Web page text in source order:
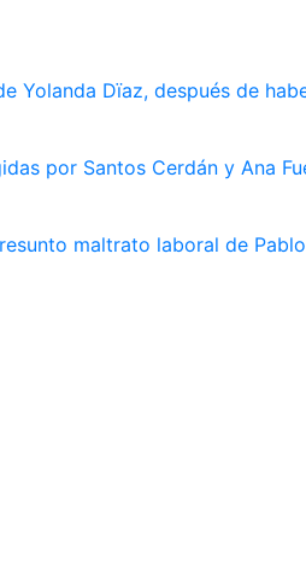
Dïaz, después de
por Santos Cerdán y Ana
maltrato laboral de